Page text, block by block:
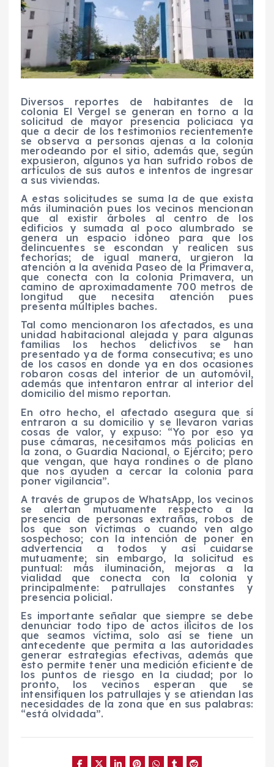
Diversos reportes de habitantes de la
colonia El Vergel se generan en torno a la
solicitud de mayor presencia policiaca ya
que a decir de los testimonios recientemente
se observa a personas ajenas a la colonia
merodeando por el sitio, además que, según
expusieron, algunos ya han sufrido robos de
artículos de sus autos e intentos de ingresar
a sus viviendas.
A estas solicitudes se suma la de que exista
más iluminación pues los vecinos mencionan
que al existir árboles al centro de los
edificios y sumada al poco alumbrado se
genera un espacio idóneo para que los
delincuentes se escondan y realicen sus
fechorías; de igual manera, urgieron la
atención a la avenida Paseo de la Primavera,
que conecta con la colonia Primavera, un
camino de aproximadamente 700 metros de
longitud que necesita atención pues
presenta múltiples baches.
Tal como mencionaron los afectados, es una
unidad habitacional alejada y para algunas
familias los hechos delictivos se han
presentado ya de forma consecutiva; es uno
de los casos en donde ya en dos ocasiones
robaron cosas del interior de un automóvil,
además que intentaron entrar al interior del
domicilio del mismo reportan.
En otro hecho, el afectado asegura que sí
entraron a su domicilio y se llevaron varias
cosas de valor, y expuso: “Yo por eso ya
puse cámaras, necesitamos más policías en
la zona, o Guardia Nacional, o Ejército; pero
que vengan, que haya rondines o de plano
que nos ayuden a cercar la colonia para
poner vigilancia”.
A través de grupos de WhatsApp, los vecinos
se alertan mutuamente respecto a la
presencia de personas extrañas, robos de
los que son víctimas o cuando ven algo
sospechoso; con la intención de poner en
advertencia a todos y así cuidarse
mutuamente; sin embargo, la solicitud es
puntual: más iluminación, mejoras a la
vialidad que conecta con la colonia y
principalmente: patrullajes constantes y
presencia policial.
Es importante señalar que siempre se debe
denunciar todo tipo de actos ilícitos de los
que seamos víctima, solo así se tiene un
antecedente que permita a las autoridades
generar estrategias efectivas, además que
esto permite tener una medición eficiente de
los puntos de riesgo en la ciudad; por lo
pronto, los vecinos esperan que se
intensifiquen los patrullajes y se atiendan las
necesidades de la zona que en sus palabras:
“está olvidada”.